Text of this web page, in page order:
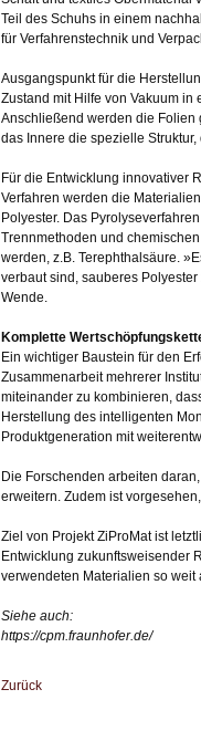
Teil des Schuhs in einem
für Verfahrenstechnik und
Ausgangspunkt für die
Zustand mit Hilfe von Vakuum
Anschließend werden die Folien
das Innere die spezielle
Für die Entwicklung innovativer
Verfahren werden die
Polyester. Das
Trennmethoden und
werden, z.B. Terephthalsäure.
verbaut sind, sauberes
Wende.
Komplette
Ein wichtiger Baustein für den
Zusammenarbeit mehrerer
miteinander zu kombinieren,
Herstellung des intelligenten
Produktgeneration mit
Die Forschenden arbeiten
erweitern. Zudem ist
Ziel von Projekt ZiProMat ist
Entwicklung zukunftsweisender
verwendeten Materialien so
Siehe auch:
https://cpm.fraunhofer.de/
Zurück